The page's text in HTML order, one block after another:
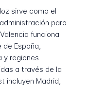
sirve como el
para
funciona
España,
y regiones
a través de la
incluyen Madrid,